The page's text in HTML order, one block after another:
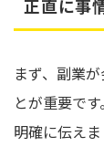
正直に事
まず、副業
とが重要で
明確に伝えま